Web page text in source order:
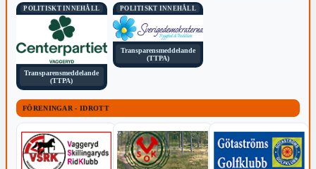
POLITISKT INNEHÅLL
Transparensmeddelande
(TTPA)
POLITISKT INNEHÅLL
Transparensmeddelande
(TTPA)
FÖRENINGAR - IDROTT